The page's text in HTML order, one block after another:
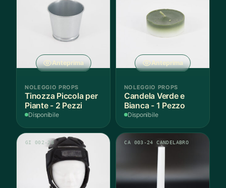
Anteprima
NOLEGGIO PROPS
Tinozza Piccola per
Piante - 2 Pezzi
Disponibile
Anteprima
NOLEGGIO PROPS
Candela Verde e
Bianca - 1 Pezzo
Disponibile
GI 002-28 CA 003-24 CANDELABRO